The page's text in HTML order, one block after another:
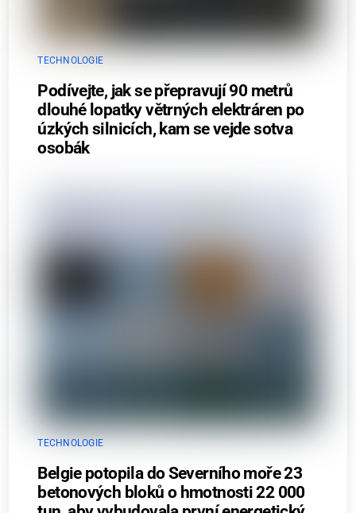
TECHNOLOGIE
Podívejte, jak se přepravují 90 metrů
dlouhé lopatky větrných elektráren po
úzkých silnicích, kam se vejde sotva
osobák
TECHNOLOGIE
Belgie potopila do Severního moře 23
betonových bloků o hmotnosti 22 000